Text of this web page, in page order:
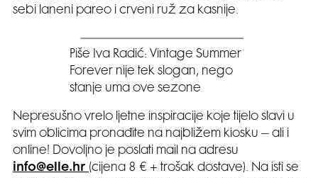
sebi laneni pareo i crveni ruž za kasnije.
Piše Iva Radić: Vintage Summer
Forever nije tek slogan, nego
stanje uma ove sezone
Nepresušno vrelo ljetne inspiracije koje tijelo slavi u
svim oblicima pronađite na najbližem kiosku – ali i
online! Dovoljno je poslati mail na adresu
info@elle.hr (cijena 8 € + trošak dostave). Na isti se